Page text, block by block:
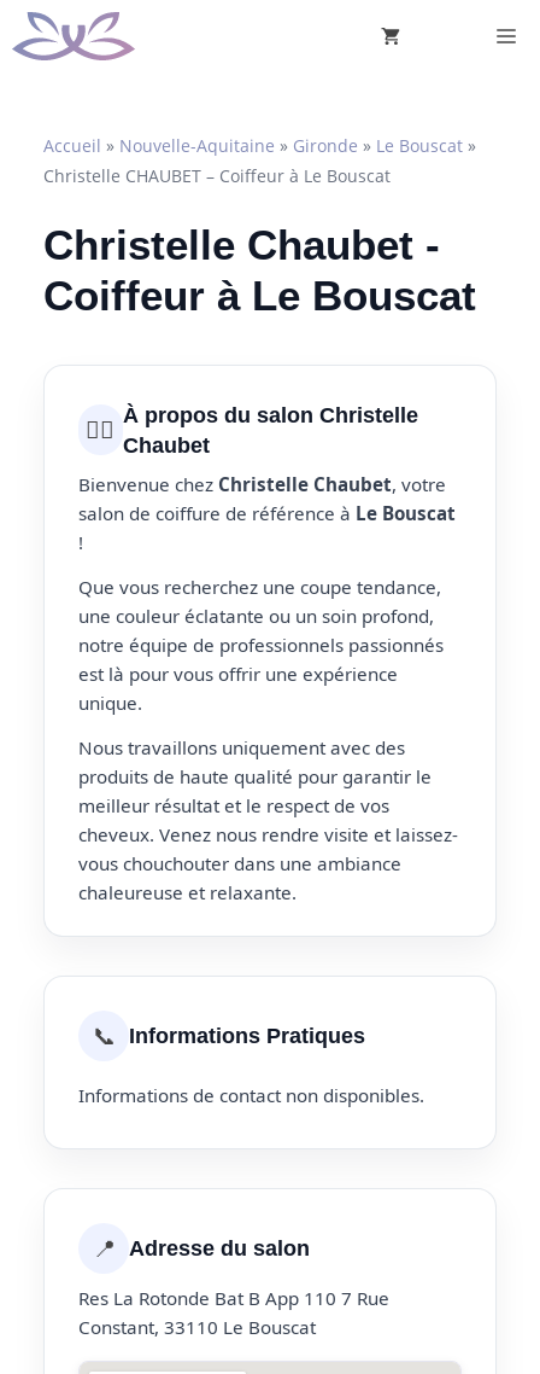
Aller
au
Accueil » Nouvelle-Aquitaine » Gironde » Le Bouscat »
Christelle CHAUBET – Coiffeur à Le Bouscat
Christelle Chaubet -
Coiffeur à Le Bouscat
💇‍♀️ À propos du salon Christelle
Chaubet
Bienvenue chez Christelle Chaubet, votre
salon de coiffure de référence à Le Bouscat
!
Que vous recherchez une coupe tendance,
une couleur éclatante ou un soin profond,
notre équipe de professionnels passionnés
est là pour vous offrir une expérience
unique.
Nous travaillons uniquement avec des
produits de haute qualité pour garantir le
meilleur résultat et le respect de vos
cheveux. Venez nous rendre visite et laissez-
vous chouchouter dans une ambiance
chaleureuse et relaxante.
📞 Informations Pratiques
Informations de contact non disponibles.
📍 Adresse du salon
Res La Rotonde Bat B App 110 7 Rue
Constant, 33110 Le Bouscat